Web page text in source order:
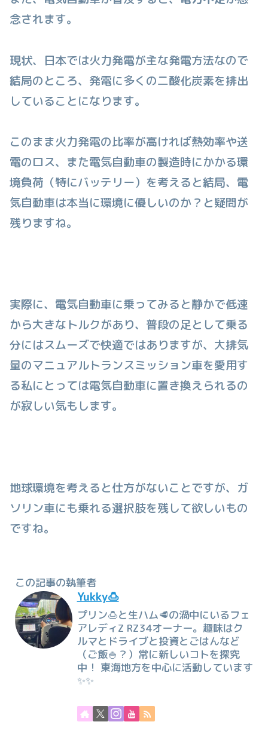
念されます。
現状、日本では火力発電が主な発電方法なので
結局のところ、発電に多くの二酸化炭素を排出
していることになります。
このまま火力発電の比率が高ければ熱効率や送
電のロス、また電気自動車の製造時にかかる環
境負荷（特にバッテリー）を考えると結局、電
気自動車は本当に環境に優しいのか？と疑問が
残りますね。
実際に、電気自動車に乗ってみると静かで低速
から大きなトルクがあり、普段の足として乗る
分にはスムーズで快適ではありますが、大排気
量のマニュアルトランスミッション車を愛用す
る私にとっては電気自動車に置き換えられるの
が寂しい気もします。
地球環境を考えると仕方がないことですが、ガ
ソリン車にも乗れる選択肢を残して欲しいもの
ですね。
この記事の執筆者
Yukky🍮
プリン🍮と生ハム🥩の渦中にいるフェ
アレディZ RZ34オーナー。趣味はク
ルマとドライブと投資とごはんなど
（ご飯🍚？）常に新しいコトを探究
中！ 東海地方を中心に活動しています
✨✨